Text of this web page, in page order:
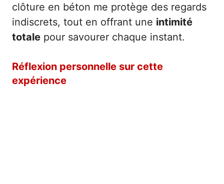
clôture en béton me protège des regards
indiscrets, tout en offrant une intimité
totale pour savourer chaque instant.
Réflexion personnelle sur cette
expérience